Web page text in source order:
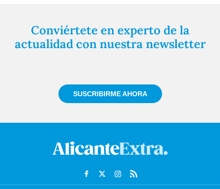
Conviértete en experto de la
actualidad con nuestra newsletter
SUSCRIBIRME AHORA